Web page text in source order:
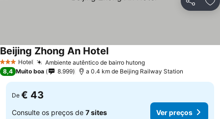
Partilhar
3 EstrelasHotel Ambiente autêntico de bairro hutong
Beijing Zhong An Hotel
8,4 Muito boa 8.999 a 0.4 km de Beijing Railway Station
De € 43
Consulte os preços de 7 sites Ver preços